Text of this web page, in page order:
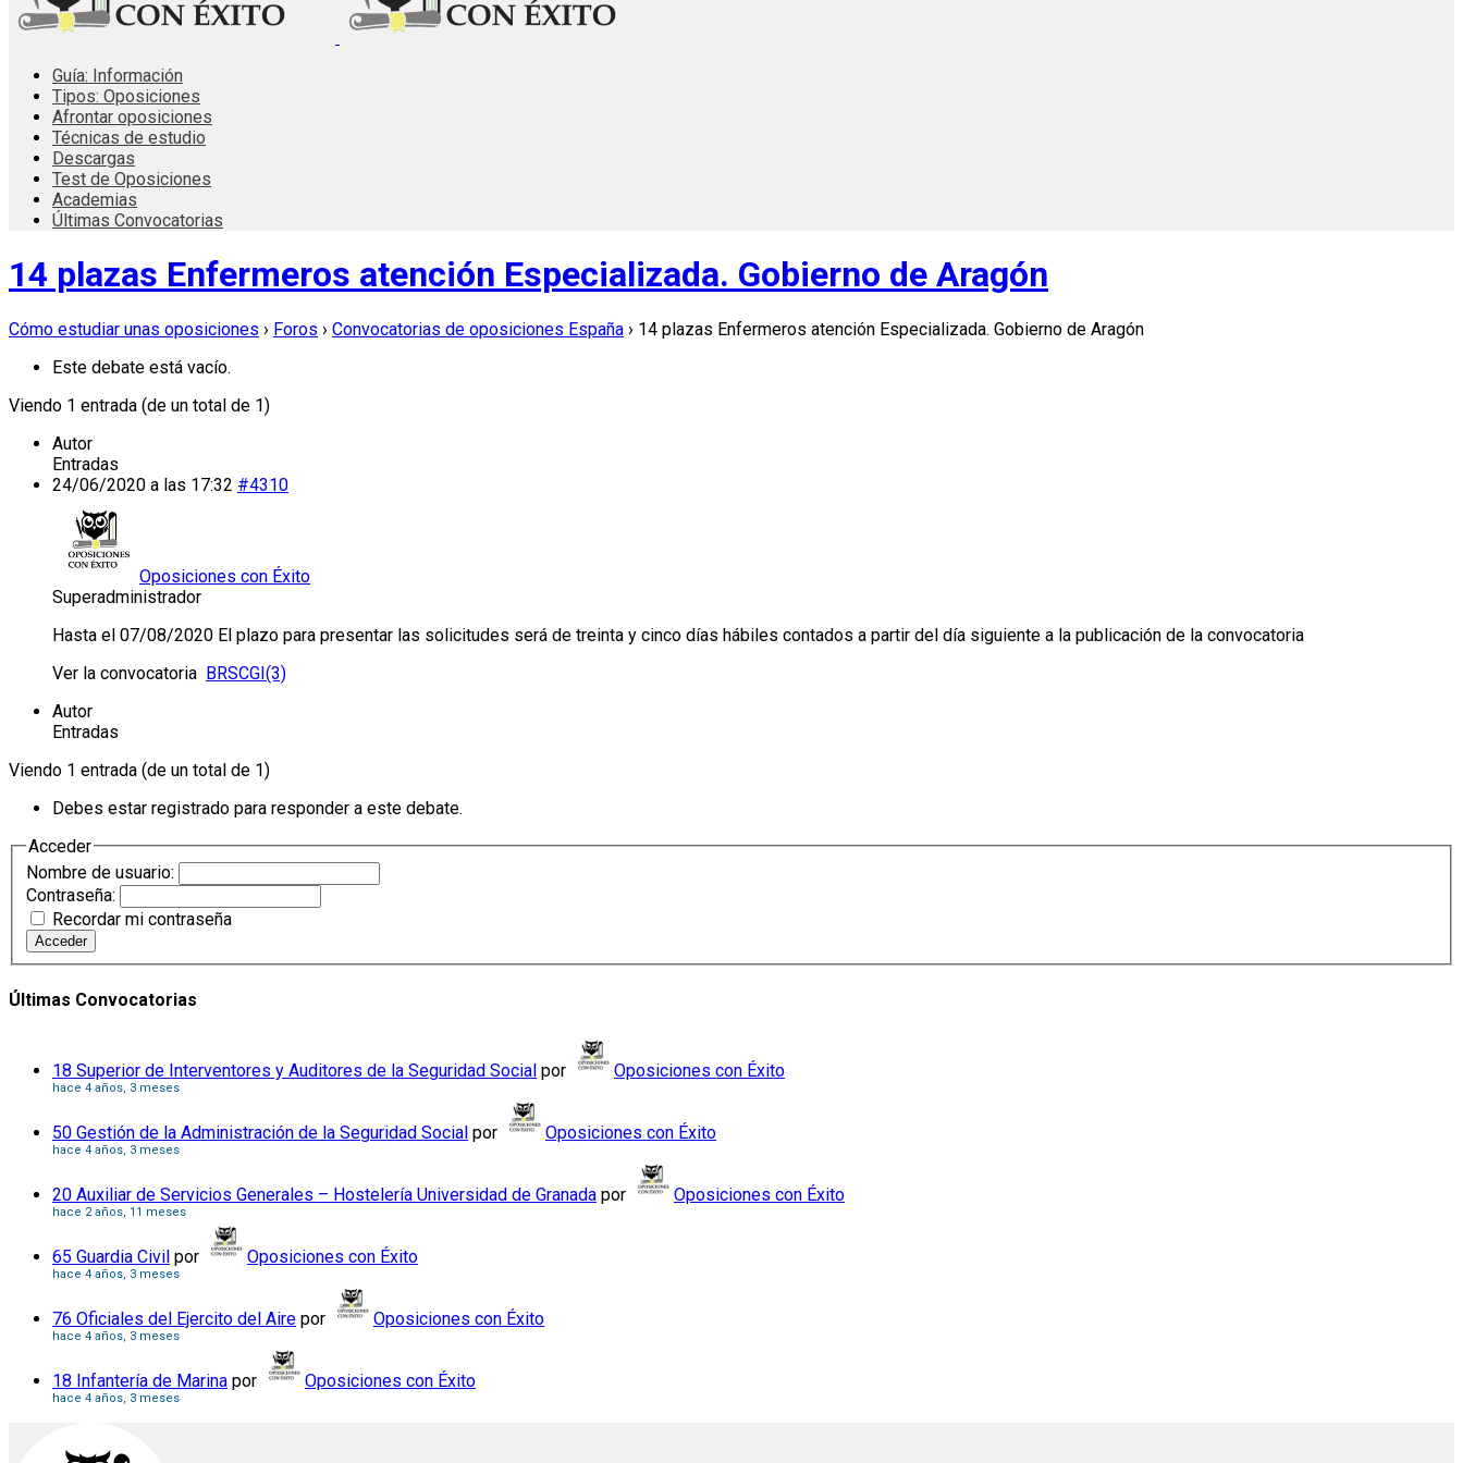
Guía: Información
Tipos: Oposiciones
Afrontar oposiciones
Técnicas de estudio
Descargas
Test de Oposiciones
Academias
Últimas Convocatorias
14 plazas Enfermeros atención Especializada. Gobierno de Aragón
Cómo estudiar unas oposiciones › Foros › Convocatorias de oposiciones España › 14 plazas Enfermeros atención Especializada. Gobierno de Aragón
Este debate está vacío.
Viendo 1 entrada (de un total de 1)
Autor
Entradas
24/06/2020 a las 17:32 #4310
Oposiciones con Éxito
Superadministrador
Hasta el 07/08/2020 El plazo para presentar las solicitudes será de treinta y cinco días hábiles contados a partir del día siguiente a la publicación de la convocatoria
Ver la convocatoria BRSCGI(3)
Autor
Entradas
Viendo 1 entrada (de un total de 1)
Debes estar registrado para responder a este debate.
Acceder
Nombre de usuario:
Contraseña:
Recordar mi contraseña
Acceder
Últimas Convocatorias
18 Superior de Interventores y Auditores de la Seguridad Social por Oposiciones con Éxito
hace 4 años, 3 meses
50 Gestión de la Administración de la Seguridad Social por Oposiciones con Éxito
hace 4 años, 3 meses
20 Auxiliar de Servicios Generales – Hostelería Universidad de Granada por Oposiciones con Éxito
hace 2 años, 11 meses
65 Guardia Civil por Oposiciones con Éxito
hace 4 años, 3 meses
76 Oficiales del Ejercito del Aire por Oposiciones con Éxito
hace 4 años, 3 meses
18 Infantería de Marina por Oposiciones con Éxito
hace 4 años, 3 meses